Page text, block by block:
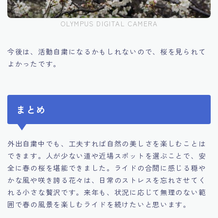
OLYMPUS DIGITAL CAMERA
今後は、活動自粛になるかもしれないので、桜を見られて
よかったです。
まとめ
外出自粛中でも、工夫すれば自然の美しさを楽しむことは
できます。人が少ない道や近場スポットを選ぶことで、安
全に春の桜を堪能できました。ライドの合間に感じる穏や
かな風や咲き誇る花々は、日常のストレスを忘れさせてく
れる小さな贅沢です。来年も、状況に応じて無理のない範
囲で春の風景を楽しむライドを続けたいと思います。